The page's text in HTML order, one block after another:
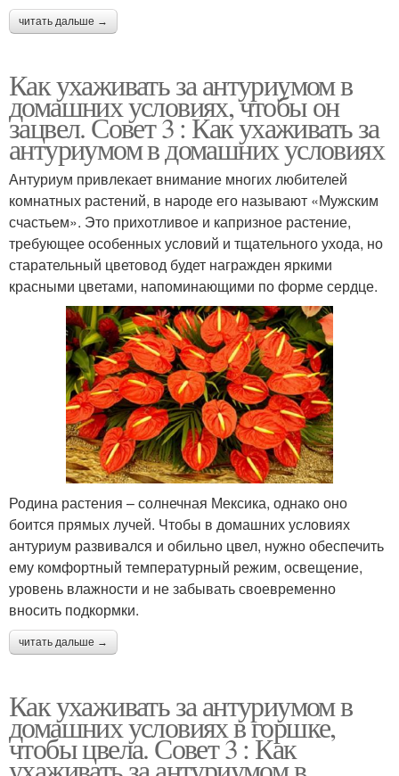
читать дальше →
Как ухаживать за антуриумом в
домашних условиях, чтобы он
зацвел. Совет 3 : Как ухаживать за
антуриумом в домашних условиях
Антуриум привлекает внимание многих любителей
комнатных растений, в народе его называют «Мужским
счастьем». Это прихотливое и капризное растение,
требующее особенных условий и тщательного ухода, но
старательный цветовод будет награжден яркими
красными цветами, напоминающими по форме сердце.
Родина растения – солнечная Мексика, однако оно
боится прямых лучей. Чтобы в домашних условиях
антуриум развивался и обильно цвел, нужно обеспечить
ему комфортный температурный режим, освещение,
уровень влажности и не забывать своевременно
вносить подкормки.
читать дальше →
Как ухаживать за антуриумом в
домашних условиях в горшке,
чтобы цвела. Совет 3 : Как